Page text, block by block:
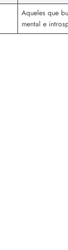
Aqueles que
mental e